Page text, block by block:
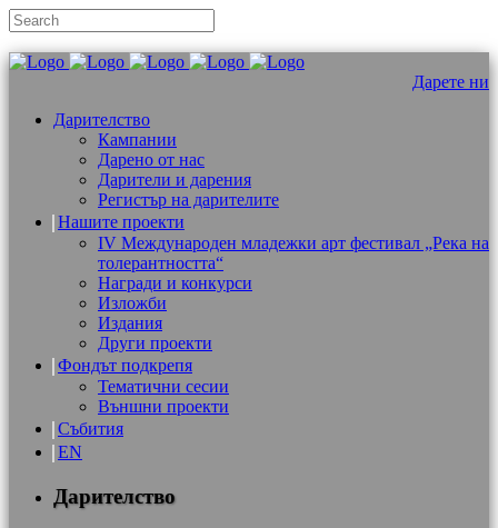
Дарете ни
Дарителство
Кампании
Дарено от нас
Дарители и дарения
Регистър на дарителите
Нашите проекти
IV Международен младежки арт фестивал „Река на
толерантността“
Награди и конкурси
Изложби
Издания
Други проекти
Фондът подкрепя
Тематични сесии
Външни проекти
Събития
EN
Дарителство